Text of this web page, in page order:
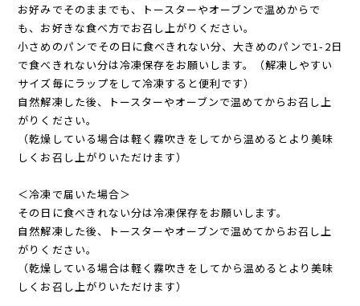
お好みでそのままでも、トースターやオーブンで温めからで
も、お好きな食べ方でお召し上がりください。
小さめのパンでその日に食べきれない分、大きめのパンで1-2日
で食べきれない分は冷凍保存をお願いします。（解凍しやすい
サイズ毎にラップをして冷凍すると便利です）
自然解凍した後、トースターやオーブンで温めてからお召し上
がりください。
（乾燥している場合は軽く霧吹きをしてから温めるとより美味
しくお召し上がりいただけます）
＜冷凍で届いた場合＞
その日に食べきれない分は冷凍保存をお願いします。
自然解凍した後、トースターやオーブンで温めてからお召し上
がりください。
（乾燥している場合は軽く霧吹きをしてから温めるとより美味
しくお召し上がりいただけます）